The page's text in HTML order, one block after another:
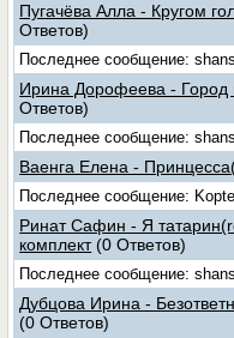
Пугачёва Алла - Кругом
Ответов)
Последнее сообщение:
Ирина Дорофеева - Город
Ответов)
Последнее сообщение:
Ваенга Елена -
Последнее сообщение:
Ринат Сафин - Я
комплект (0 Ответов)
Последнее сообщение:
Дубцова Ирина -
(0 Ответов)